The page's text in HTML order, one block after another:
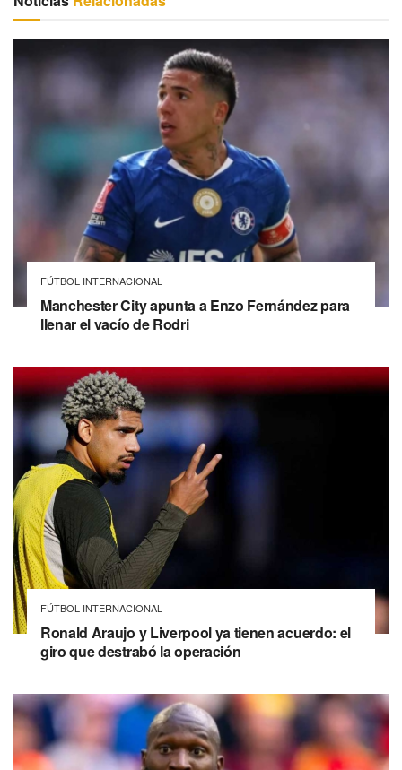
FÚTBOL INTERNACIONAL
Manchester City apunta a Enzo Fernández para
llenar el vacío de Rodri
FÚTBOL INTERNACIONAL
Ronald Araujo y Liverpool ya tienen acuerdo: el
giro que destrabó la operación